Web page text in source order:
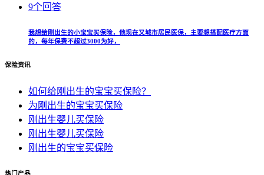
9个回答
我想给刚出生的小宝宝买保险，他现在又城市居民医保，主要想搭配医疗方面
的，每年保费不超过3000为好，
保险资讯
如何给刚出生的宝宝买保险？
为刚出生的宝宝买保险
刚出生婴儿买保险
刚出生婴儿买保险
刚出生的宝宝买保险
热门产品